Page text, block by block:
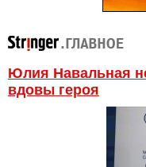
Юлия Навальная
вдовы героя